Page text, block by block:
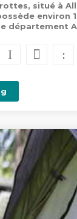
situé à
environ
département